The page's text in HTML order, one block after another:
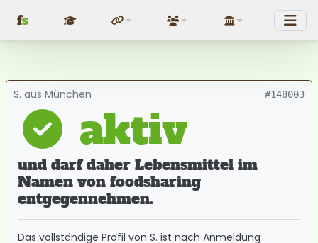
fs FundraisingÜber uns Politik
aktiv
und darf daher Lebensmittel im
Namen von foodsharing
entgegennehmen.
S. aus München #148003
Das vollständige Profil von S. ist nach Anmeldung